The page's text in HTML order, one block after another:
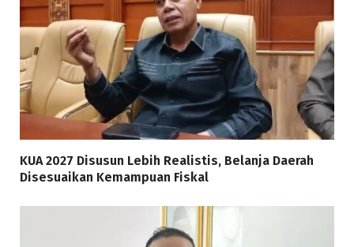
KUA 2027 Disusun Lebih Realistis, Belanja Daerah
Disesuaikan Kemampuan Fiskal